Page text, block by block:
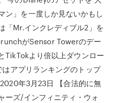
ン」を一度しか見ないかもし
「Mr.インクレディブル2」を
がSensor Towerのデー
TikTokより倍以上ダウンロー
はアプリランキングのトップ
年3月23日 【合法的に無
ーズ/インフィニティ・ウォ